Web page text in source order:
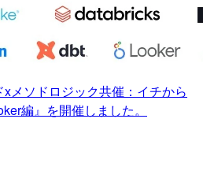
メソドロジック共催：イチから
編』を開催しました。